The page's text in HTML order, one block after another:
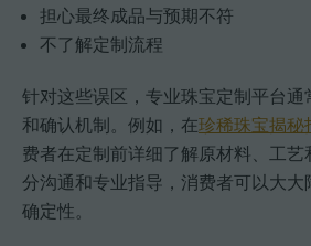
担心最终成品与预期不符
不了解定制流程
针对这些误区，专业珠宝定制平台通
和确认机制。例如，在珍稀珠宝揭秘
费者在定制前详细了解原材料、工
分沟通和专业指导，消费者可以大大
确定性。